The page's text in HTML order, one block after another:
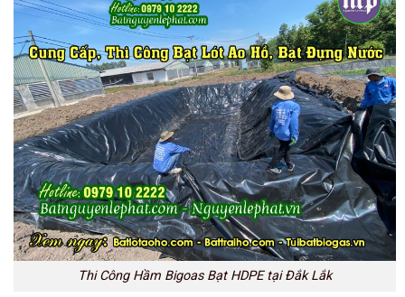
Thi Công Hầm Bigoas Bạt HDPE tại Đắk Lắk